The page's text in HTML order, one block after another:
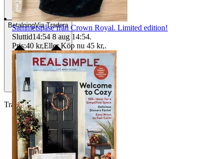
BetalningVia Tradera
Traderas köparskydd
Sammetspåse från Crown Royal. Limited edition!
Sluttid14:54 8 aug 14:54.
Pris:40 kr,Eller Köp nu 45 kr,.